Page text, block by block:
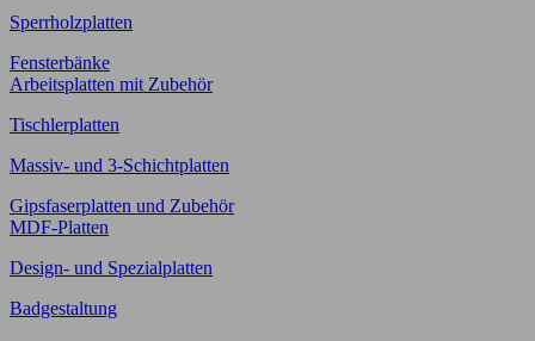
Sperrholzplatten
Fensterbänke
Arbeitsplatten mit Zubehör
Tischlerplatten
Massiv- und 3-Schichtplatten
Gipsfaserplatten und Zubehör
MDF-Platten
Design- und Spezialplatten
Badgestaltung